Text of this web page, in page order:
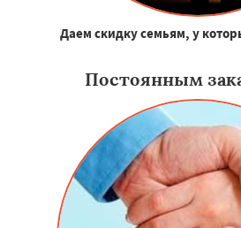
Даем скидку семьям, у
Постоянным